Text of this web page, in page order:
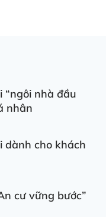
“ngôi nhà đầu
nhân
dành cho khách
cư vững bước”